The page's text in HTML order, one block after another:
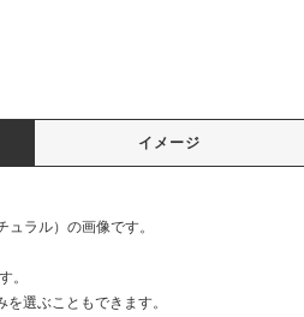
イメージ
ラル）の画像です。
。
選ぶこともできます。